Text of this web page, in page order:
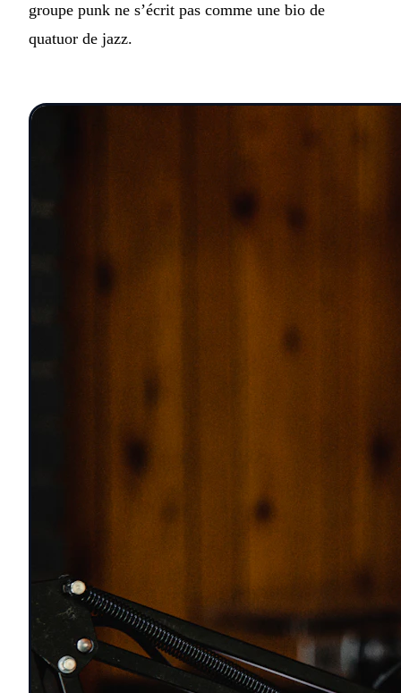
groupe punk ne s’écrit pas comme une bio de
quatuor de jazz.